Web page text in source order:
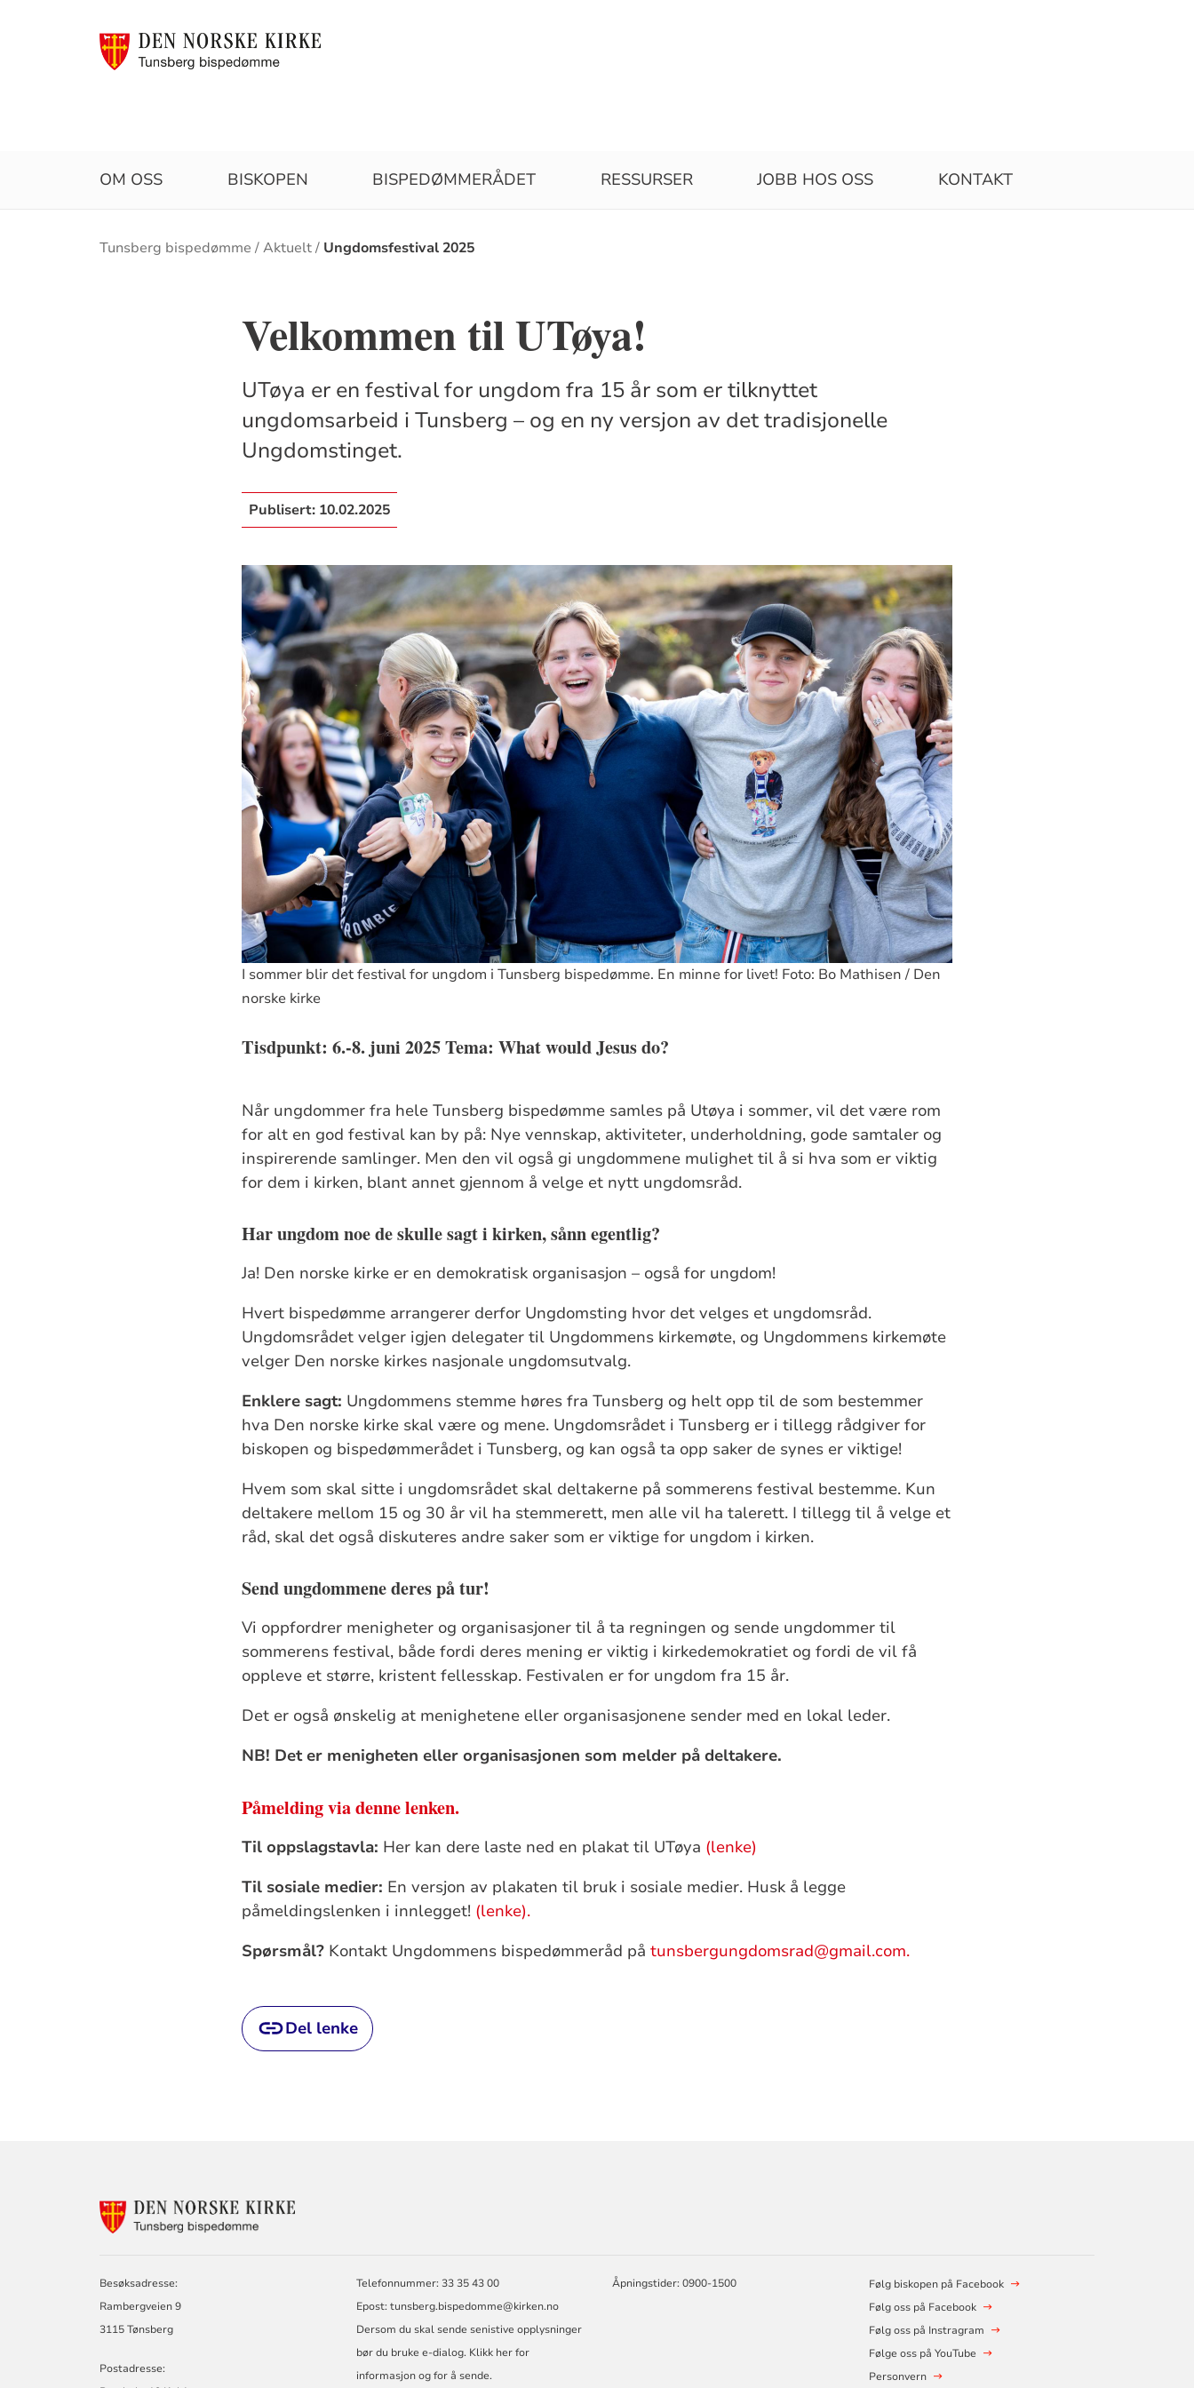
OM OSS BISKOPEN BISPEDØMMERÅDET RESSURSER JOBB HOS OSS KONTAKT
Brødsmulesti
Tunsberg bispedømme Aktuelt Ungdomsfestival 2025
Velkommen til UTøya!
UTøya er en festival for ungdom fra 15 år som er tilknyttet
ungdomsarbeid i Tunsberg – og en ny versjon av det tradisjonelle
Ungdomstinget.
Publisert: 10.02.2025
I sommer blir det festival for ungdom i Tunsberg bispedømme. En minne for livet! Foto: Bo Mathisen / Den
norske kirke
Tisdpunkt: 6.-8. juni 2025Tema: What would Jesus do?
Når ungdommer fra hele Tunsberg bispedømme samles på Utøya i sommer, vil det være rom
for alt en god festival kan by på: Nye vennskap, aktiviteter, underholdning, gode samtaler og
inspirerende samlinger. Men den vil også gi ungdommene mulighet til å si hva som er viktig
for dem i kirken, blant annet gjennom å velge et nytt ungdomsråd.
Har ungdom noe de skulle sagt i kirken, sånn egentlig?
Ja! Den norske kirke er en demokratisk organisasjon – også for ungdom!
Hvert bispedømme arrangerer derfor Ungdomsting hvor det velges et ungdomsråd.
Ungdomsrådet velger igjen delegater til Ungdommens kirkemøte, og Ungdommens kirkemøte
velger Den norske kirkes nasjonale ungdomsutvalg.
Enklere sagt: Ungdommens stemme høres fra Tunsberg og helt opp til de som bestemmer
hva Den norske kirke skal være og mene. Ungdomsrådet i Tunsberg er i tillegg rådgiver for
biskopen og bispedømmerådet i Tunsberg, og kan også ta opp saker de synes er viktige!
Hvem som skal sitte i ungdomsrådet skal deltakerne på sommerens festival bestemme. Kun
deltakere mellom 15 og 30 år vil ha stemmerett, men alle vil ha talerett. I tillegg til å velge et
råd, skal det også diskuteres andre saker som er viktige for ungdom i kirken.
Send ungdommene deres på tur!
Vi oppfordrer menigheter og organisasjoner til å ta regningen og sende ungdommer til
sommerens festival, både fordi deres mening er viktig i kirkedemokratiet og fordi de vil få
oppleve et større, kristent fellesskap. Festivalen er for ungdom fra 15 år.
Det er også ønskelig at menighetene eller organisasjonene sender med en lokal leder.
NB! Det er menigheten eller organisasjonen som melder på deltakere.
Påmelding via denne lenken.
Til oppslagstavla: Her kan dere laste ned en plakat til UTøya (lenke)
Til sosiale medier: En versjon av plakaten til bruk i sosiale medier. Husk å legge
påmeldingslenken i innlegget! (lenke).
Spørsmål? Kontakt Ungdommens bispedømmeråd på tunsbergungdomsrad@gmail.com.
Del lenke
KONTAKTINFORMASJON
Besøksadresse:
Rambergveien 9
3115 Tønsberg
Postadresse:
Telefonnummer: 33 35 43 00
Epost: tunsberg.bispedomme@kirken.no
Dersom du skal sende senistive opplysninger
bør du bruke e-dialog. Klikk her for
informasjon og for å sende.
Åpningstider: 0900-1500
Følg biskopen på Facebook
Følg oss på Facebook
Følg oss på Instragram
Følge oss på YouTube
Personvern